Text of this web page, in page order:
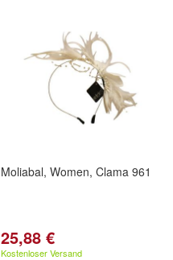
Moliabal, Women, Clama 961
25,88 €
Kostenloser Versand